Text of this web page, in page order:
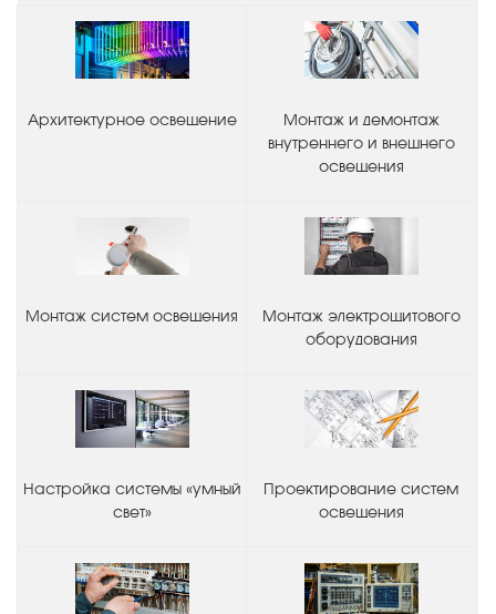
Архитектурное освещение
Монтаж и демонтаж
внутреннего и внешнего
освещения
Монтаж систем освещения
Монтаж электрощитового
оборудования
Настройка системы «умный
свет»
Проектирование систем
освещения